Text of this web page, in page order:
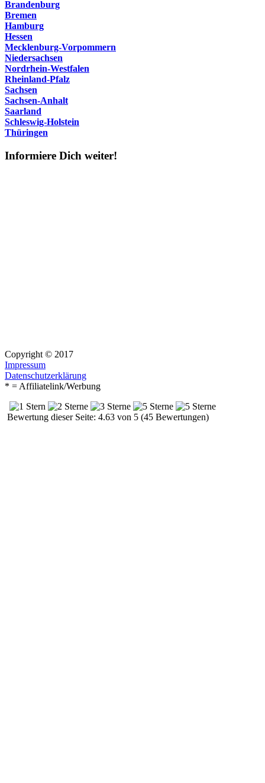
Brandenburg
Bremen
Hamburg
Hessen
Mecklenburg-Vorpommern
Niedersachsen
Nordrhein-Westfalen
Rheinland-Pfalz
Sachsen
Sachsen-Anhalt
Saarland
Schleswig-Holstein
Thüringen
Informiere Dich weiter!
Copyright © 2017
Impressum
Datenschutzerklärung
* = Affiliatelink/Werbung
Bewertung dieser Seite: 4.63 von 5 (45 Bewertungen)